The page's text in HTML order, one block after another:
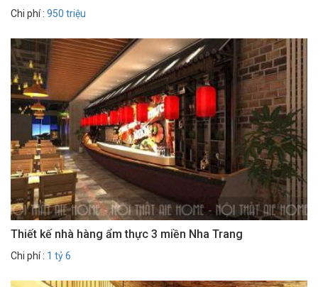
Chi phí : 950 triệu
Thiết kế nhà hàng ẩm thực 3 miền Nha Trang
Chi phí : 1 tỷ 6